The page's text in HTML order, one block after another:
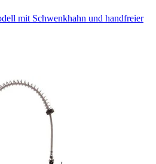
mit Schwenkhahn und handfreier